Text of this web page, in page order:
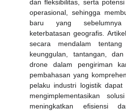
dan fleksibilitas, serta
operasional, sehingga
baru yang
keterbatasan geografis.
secara mendalam tentang
keunggulan, tantangan,
drone dalam pengiriman
pembahasan yang
pelaku industri logistik dapat
mengimplementasikan
meningkatkan efisiensi